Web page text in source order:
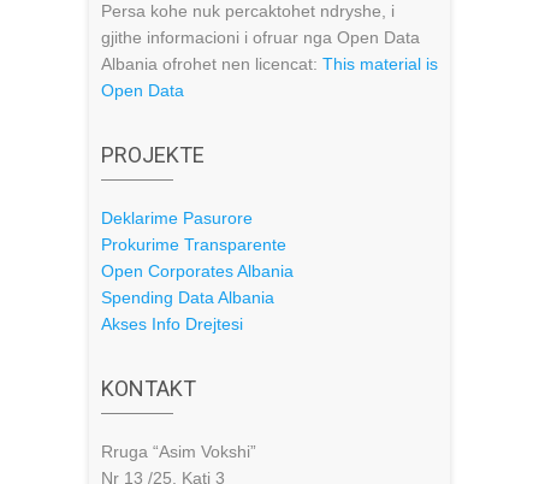
Persa kohe nuk percaktohet ndryshe, i
gjithe informacioni i ofruar nga Open Data
Albania ofrohet nen licencat: This material is
Open Data
PROJEKTE
Deklarime Pasurore
Prokurime Transparente
Open Corporates Albania
Spending Data Albania
Akses Info Drejtesi
KONTAKT
Rruga “Asim Vokshi”
Nr 13 /25, Kati 3